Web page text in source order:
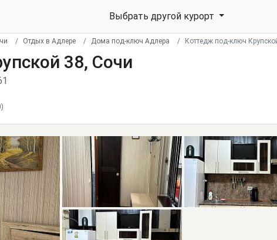
Выбрать другой курорт
Отдых в Адлере Дома под-ключ Адлера Коттедж под-ключ
38, Сочи
)